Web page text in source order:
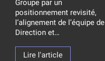
Groupe par un
positionnement revisité,
l’alignement de l’équipe de
Direction et…
Lire l'article